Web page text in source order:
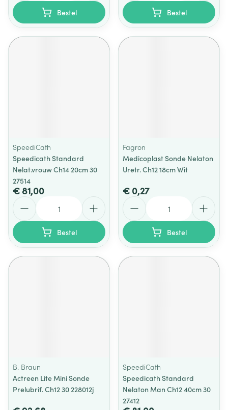
Bestel Bestel
SpeediCath
Speedicath Standard
Nelat.vrouw Ch14 20cm 30
27514
€ 81,00
Bestel
Fagron
Medicoplast Sonde Nelaton
Uretr. Ch12 18cm Wit
€ 0,27
Bestel
B. Braun
Actreen Lite Mini Sonde
Prelubrif. Ch12 30 228012j
SpeediCath
Speedicath Standard
Nelaton Man Ch12 40cm 30
27412